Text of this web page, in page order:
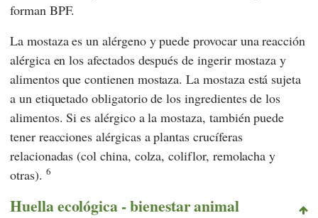
forman BPF.
La mostaza es un alérgeno y puede provocar una reacción
alérgica en los afectados después de ingerir mostaza y
alimentos que contienen mostaza. La mostaza está sujeta
a un etiquetado obligatorio de los ingredientes de los
alimentos. Si es alérgico a la mostaza, también puede
tener reacciones alérgicas a plantas crucíferas
relacionadas (col china, colza, coliflor, remolacha y
otras). 6
Huella ecológica - bienestar animal